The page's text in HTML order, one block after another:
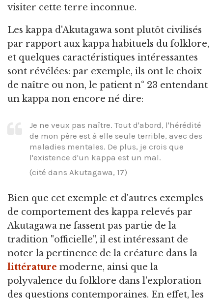
visiter cette terre inconnue.
Les kappa d'Akutagawa sont plutôt civilisés
par rapport aux kappa habituels du folklore,
et quelques caractéristiques intéressantes
sont révélées: par exemple, ils ont le choix
de naître ou non, le patient n° 23 entendant
un kappa non encore né dire:
Je ne veux pas naître. Tout d'abord, l'hérédité
de mon père est à elle seule terrible, avec des
maladies mentales. De plus, je crois que
l'existence d'un kappa est un mal.
(cité dans Akutagawa, 17)
Bien que cet exemple et d'autres exemples
de comportement des kappa relevés par
Akutagawa ne fassent pas partie de la
tradition "officielle", il est intéressant de
noter la pertinence de la créature dans la
littérature moderne, ainsi que la
polyvalence du folklore dans l'exploration
des questions contemporaines. En effet, les